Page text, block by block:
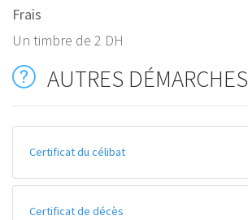
Frais
Un timbre de 2 DH
AUTRES DÉMARCHES
Certificat du célibat
Certificat de décès